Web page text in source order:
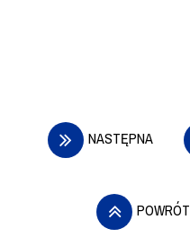
NASTĘPNA
POWRÓT